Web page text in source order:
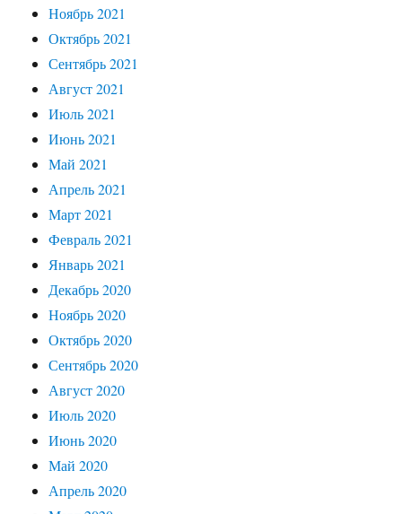
Ноябрь 2021
Октябрь 2021
Сентябрь 2021
Август 2021
Июль 2021
Июнь 2021
Май 2021
Апрель 2021
Март 2021
Февраль 2021
Январь 2021
Декабрь 2020
Ноябрь 2020
Октябрь 2020
Сентябрь 2020
Август 2020
Июль 2020
Июнь 2020
Май 2020
Апрель 2020